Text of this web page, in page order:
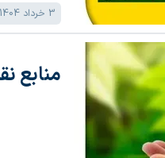
3 خرداد 1404
منابع نقدی ۳۳۸ میلیارد تومانی برای